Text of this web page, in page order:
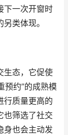
下一次开窗时
类体现。
生态，它促使
预约”的成熟模
行质量更高的
也筛选了社交
身也会主动发